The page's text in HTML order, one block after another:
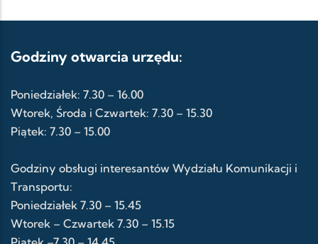
Godziny otwarcia urzędu:
Poniedziałek: 7.30 – 16.00
Wtorek, Środa i Czwartek: 7.30 – 15.30
Piątek: 7.30 – 15.00
Godziny obsługi interesantów Wydziału Komunikacji i
Transportu:
Poniedziałek 7.30 – 15.45
Wtorek – Czwartek 7.30 – 15.15